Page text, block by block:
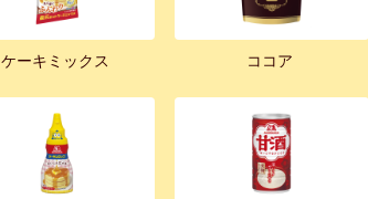
ケーキミックス ココア